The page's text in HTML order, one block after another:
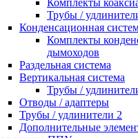
Комплекты
Трубы /
Конденсационная
Комплекты
дымоходов
Раздельная система
Вертикальная система
Трубы /
Отводы / адаптеры
Трубы / удлинители 2
Дополнительные